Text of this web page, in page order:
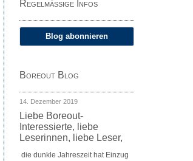
Regelmäßige Infos
Blog abonnieren
Boreout Blog
14. Dezember 2019
Liebe Boreout-
Interessierte, liebe
Leserinnen, liebe Leser,
die dunkle Jahreszeit hat Einzug